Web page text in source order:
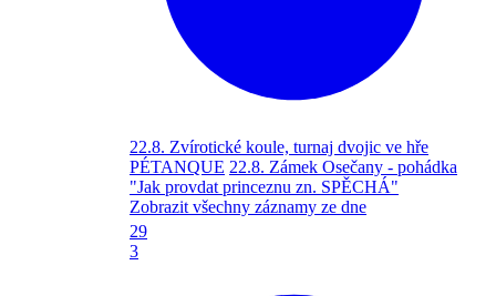
22.8. Zvírotické koule, turnaj dvojic ve hře
PÉTANQUE 22.8. Zámek Osečany - pohádka
"Jak provdat princeznu zn. SPĚCHÁ"
Zobrazit všechny záznamy ze dne
29
3